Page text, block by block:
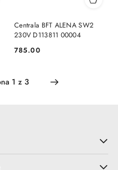
Centrala BFT ALENA SW2
230V D113811 00004
Cena:
785.00